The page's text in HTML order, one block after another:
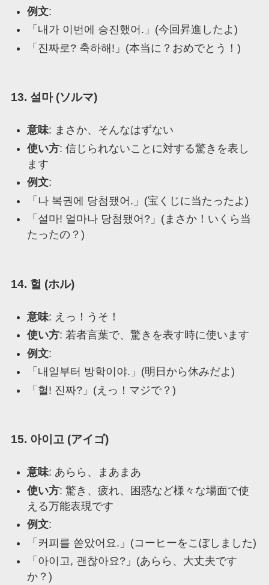
例文:
「내가 이번에 승진했어.」(今回昇進したよ)
「진짜로? 축하해!」(本当に？おめでとう！)
13. 설마 (ソルマ)
意味: まさか、そんなはずない
使い方: 信じられないことに対する驚きを表し
ます
例文:
「나 복권에 당첨됐어.」(宝くじに当たったよ)
「설마! 얼마나 당첨됐어?」(まさか！いくら当
たったの？)
14. 헐 (ホル)
意味: えっ！うそ！
使い方: 若者言葉で、驚きを表す時に使います
例文:
「내일부터 방학이야.」(明日から休みだよ)
「헐! 진짜?」(えっ！マジで？)
15. 아이고 (アイゴ)
意味: あらら、まあまあ
使い方: 驚き、疲れ、困惑など様々な場面で使
える万能表現です
例文:
「커피를 쏟았어요.」(コーヒーをこぼしました)
「아이고, 괜찮아요?」(あらら、大丈夫です
か？)